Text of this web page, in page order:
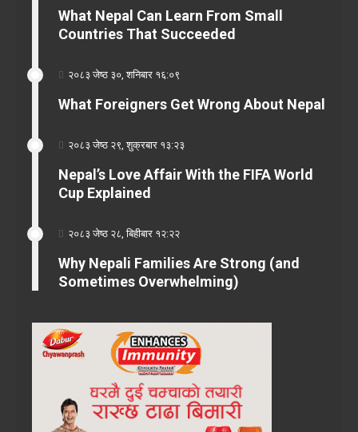
What Nepal Can Learn From Small
Countries That Succeeded
२०८३ जेष्ठ ३०, शनिबार १६:०९
What Foreigners Get Wrong About Nepal
२०८३ जेष्ठ २९, शुक्रबार १३:२३
Nepal’s Love Affair With the FIFA World
Cup Explained
२०८३ जेष्ठ २८, बिहीबार १२:२२
Why Nepali Families Are Strong (and
Sometimes Overwhelming)